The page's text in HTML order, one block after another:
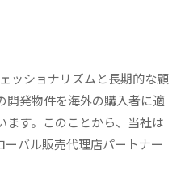
ッショナリズムと長期的な顧
開発物件を海外の購入者に適
す。このことから、当社は
バル販売代理店パートナー